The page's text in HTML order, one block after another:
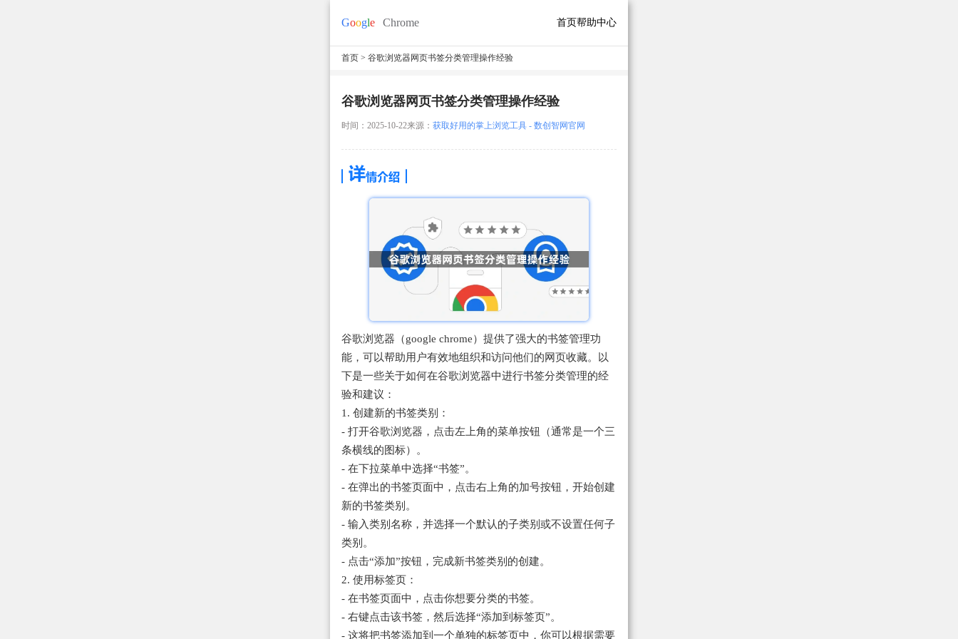
首页帮助中心
首页 > 谷歌浏览器网页书签分类管理操作经验
谷歌浏览器网页书签分类管理操作经验
时间：2025-10-22来源： 获取好用的掌上浏览工具 - 数创智网官网
谷歌浏览器（google chrome）提供了强大的书签管理功
能，可以帮助用户有效地组织和访问他们的网页收藏。以
下是一些关于如何在谷歌浏览器中进行书签分类管理的经
验和建议：
1. 创建新的书签类别：
- 打开谷歌浏览器，点击左上角的菜单按钮（通常是一个三
条横线的图标）。
- 在下拉菜单中选择“书签”。
- 在弹出的书签页面中，点击右上角的加号按钮，开始创建
新的书签类别。
- 输入类别名称，并选择一个默认的子类别或不设置任何子
类别。
- 点击“添加”按钮，完成新书签类别的创建。
2. 使用标签页：
- 在书签页面中，点击你想要分类的书签。
- 右键点击该书签，然后选择“添加到标签页”。
- 这将把书签添加到一个单独的标签页中，你可以根据需要